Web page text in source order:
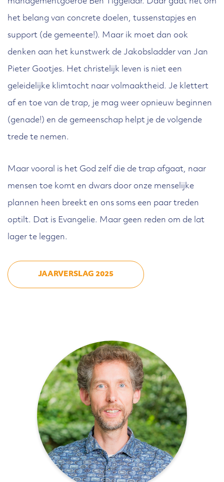
het belang van concrete doelen, tussenstapjes en
support (de gemeente!). Maar ik moet dan ook
denken aan het kunstwerk de Jakobsladder van Jan
Pieter Gootjes. Het christelijk leven is niet een
geleidelijke klimtocht naar volmaaktheid. Je klettert
af en toe van de trap, je mag weer opnieuw beginnen
(genade!) en de gemeenschap helpt je de volgende
trede te nemen.
Maar vooral is het God zelf die de trap afgaat, naar
mensen toe komt en dwars door onze menselijke
plannen heen breekt en ons soms een paar treden
optilt. Dat is Evangelie. Maar geen reden om de lat
lager te leggen.
JAARVERSLAG 2025